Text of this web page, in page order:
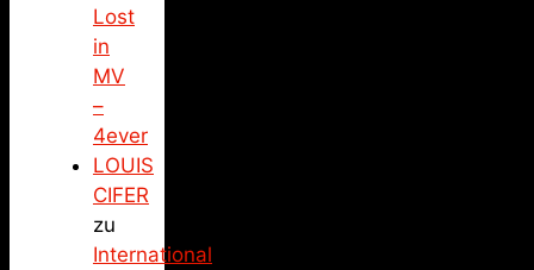
Lost
in
MV
–
4ever
LOUIS
CIFER
zu
International